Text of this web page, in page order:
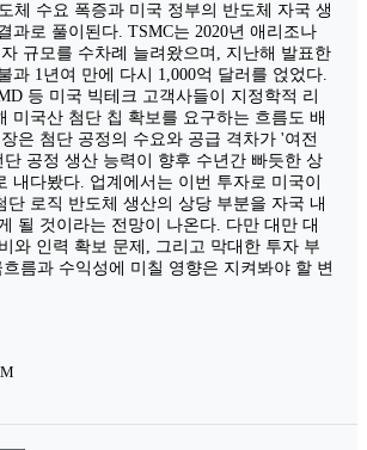
체 수요 폭증과 미국 정부의 반도체 자국 생
과로 풀이된다. TSMC는 2020년 애리조나
규모를 수차례 늘려왔으며, 지난해 발표한
과 1년여 만에 다시 1,000억 달러를 얹었다.
등 미국 빅테크 고객사들이 지정학적 리
미국산 첨단 칩 확보를 요구하는 흐름도 배
은 첨단 공정의 수요와 공급 격차가 '여전
공정 생산 능력이 향후 수년간 빠듯한 상
내다봤다. 업계에서는 이번 투자로 미국이
단 로직 반도체 생산의 상당 부분을 자국 내
될 것이라는 전망이 나온다. 다만 대만 대
와 인력 확보 문제, 그리고 막대한 투자 부
름과 수익성에 미칠 영향은 지켜봐야 할 변